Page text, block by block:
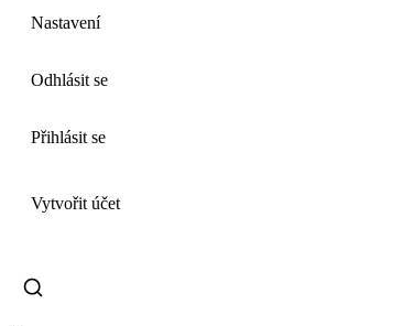
Nastavení
Odhlásit se
Přihlásit se
Vytvořit účet